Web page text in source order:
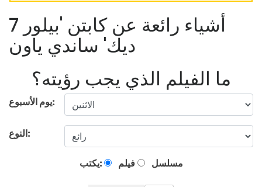
7 أشياء رائعة عن كابتن 'بيلور
ديك' ساندي ياون
ما الفيلم الذي يجب رؤيته؟
يوم الأسبوع:
النوع:
يكتب: فيلم مسلسل